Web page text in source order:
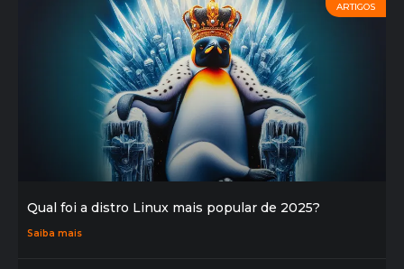
ARTIGOS
Qual foi a distro Linux mais popular de 2025?
Saiba mais